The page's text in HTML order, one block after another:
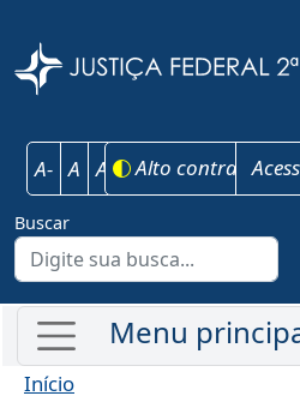
A- A A+ Alto contraste
Buscar
Início